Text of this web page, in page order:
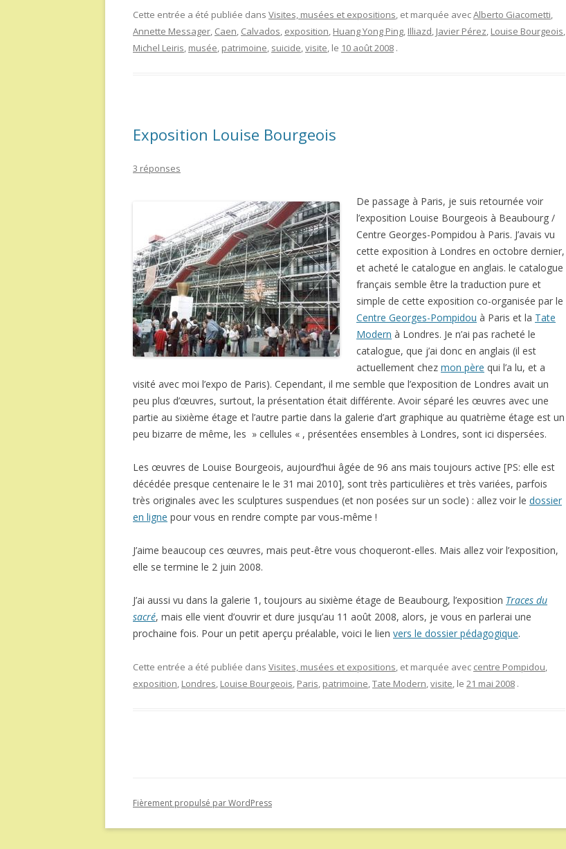
Cette entrée a été publiée dans Visites, musées et expositions, et marquée avecAlberto Giacometti,
Annette Messager, Caen, Calvados, exposition, Huang Yong Ping, Illiazd, Javier Pérez, Louise Bourgeois,
Michel Leiris, musée, patrimoine, suicide,visite, le 10 août 2008 .
Exposition Louise Bourgeois
3 réponses
De passage à Paris, je suis retournée voir
l’exposition Louise Bourgeois à Beaubourg /
Centre Georges-Pompidou à Paris. J’avais vu
cette exposition à Londres en octobre dernier,
et acheté le catalogue en anglais. le catalogue
français semble être la traduction pure et
simple de cette exposition co-organisée par le
Centre Georges-Pompidou à Paris et la Tate
Modern à Londres. Je n’ai pas racheté le
catalogue, que j’ai donc en anglais (il est
actuellement chez mon père qui l’a lu, et a
visité avec moi l’expo de Paris). Cependant, il me semble que l’exposition de Londres avait un
peu plus d’œuvres, surtout, la présentation était différente. Avoir séparé les œuvres avec une
partie au sixième étage et l’autre partie dans la galerie d’art graphique au quatrième étage est un
peu bizarre de même, les » cellules « , présentées ensembles à Londres, sont ici dispersées.
Les œuvres de Louise Bourgeois, aujourd’hui âgée de 96 ans mais toujours active [PS: elle est
décédée presque centenaire le le 31 mai 2010], sont très particulières et très variées, parfois
très originales avec les sculptures suspendues (et non posées sur un socle) : allez voir le dossier
en ligne pour vous en rendre compte par vous-même !
J’aime beaucoup ces œuvres, mais peut-être vous choqueront-elles. Mais allez voir l’exposition,
elle se termine le 2 juin 2008.
J’ai aussi vu dans la galerie 1, toujours au sixième étage de Beaubourg, l’exposition Traces du
sacré, mais elle vient d’ouvrir et dure jusqu’au 11 août 2008, alors, je vous en parlerai une
prochaine fois. Pour un petit aperçu préalable, voici le lien vers le dossier pédagogique.
Cette entrée a été publiée dans Visites, musées et expositions, et marquée avec centre Pompidou,
exposition, Londres, Louise Bourgeois, Paris, patrimoine,Tate Modern,visite, le 21 mai 2008 .
Fièrement propulsé par WordPress